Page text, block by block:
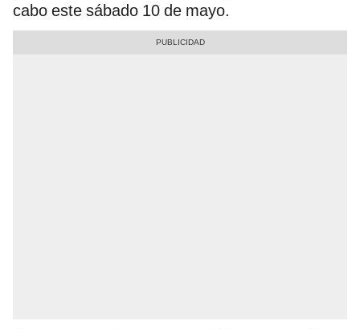
cabo este sábado 10 de mayo.